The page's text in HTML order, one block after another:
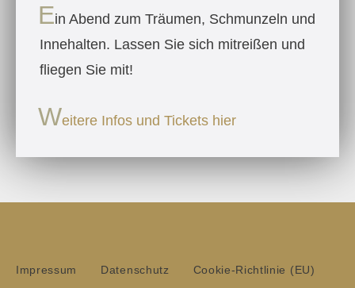
Ein Abend zum Träumen, Schmunzeln und
Innehalten. Lassen Sie sich mitreißen und
fliegen Sie mit!
Weitere Infos und Tickets hier
Impressum Datenschutz Cookie-Richtlinie (EU)